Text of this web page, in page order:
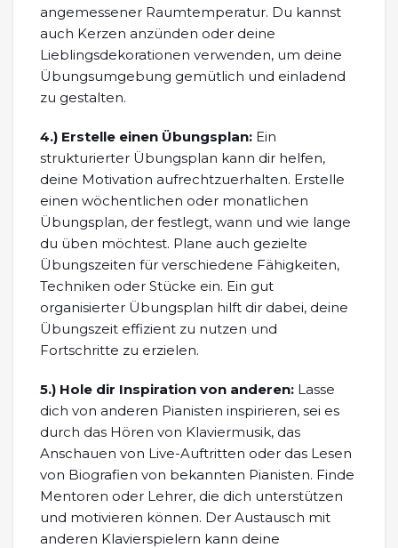
angemessener Raumtemperatur. Du kannst
auch Kerzen anzünden oder deine
Lieblingsdekorationen verwenden, um deine
Übungsumgebung gemütlich und einladend
zu gestalten.
4.) Erstelle einen Übungsplan: Ein
strukturierter Übungsplan kann dir helfen,
deine Motivation aufrechtzuerhalten. Erstelle
einen wöchentlichen oder monatlichen
Übungsplan, der festlegt, wann und wie lange
du üben möchtest. Plane auch gezielte
Übungszeiten für verschiedene Fähigkeiten,
Techniken oder Stücke ein. Ein gut
organisierter Übungsplan hilft dir dabei, deine
Übungszeit effizient zu nutzen und
Fortschritte zu erzielen.
5.) Hole dir Inspiration von anderen: Lasse
dich von anderen Pianisten inspirieren, sei es
durch das Hören von Klaviermusik, das
Anschauen von Live-Auftritten oder das Lesen
von Biografien von bekannten Pianisten. Finde
Mentoren oder Lehrer, die dich unterstützen
und motivieren können. Der Austausch mit
anderen Klavierspielern kann deine